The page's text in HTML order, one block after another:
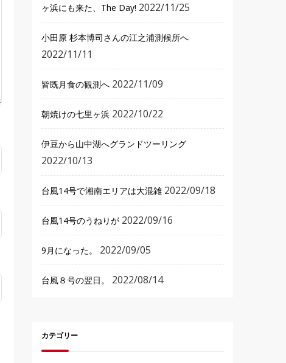
ヶ浜にも来た、The Day! 2022/11/25
小田原 杉本博司さんの江之浦測候所へ
2022/11/11
皆既月食の観測へ 2022/11/09
朝焼けの七里ヶ浜 2022/10/22
伊豆から山中湖へグランドツーリング
2022/10/13
台風14号で湘南エリアは大混雑 2022/09/18
台風14号のうねりが 2022/09/16
9月になった。 2022/09/05
台風８号の翌日。 2022/08/14
カテゴリー